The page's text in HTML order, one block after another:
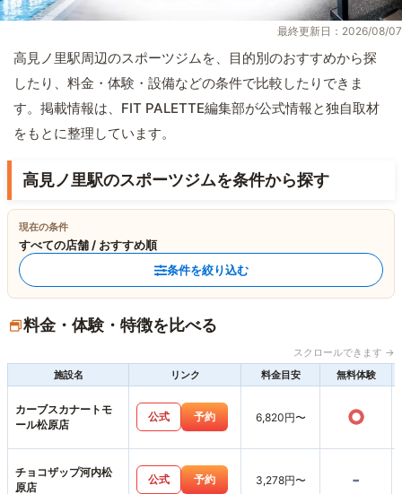
最終更新日：2026/08/07
高見ノ里駅周辺のスポーツジムを、目的別のおすすめから探
したり、料金・体験・設備などの条件で比較したりできま
す。掲載情報は、FIT PALETTE編集部が公式情報と独自取材
をもとに整理しています。
高見ノ里駅のスポーツジムを条件から探す
現在の条件
すべての店舗 / おすすめ順
条件を絞り込む
料金・体験・特徴を比べる
スクロールできます →
施設名
リンク 料金目安 無料体験
カーブスカナートモ
ール松原店
公式 予約 6,820円〜 ○
チョコザップ河内松
原店
公式 予約 3,278円〜 -